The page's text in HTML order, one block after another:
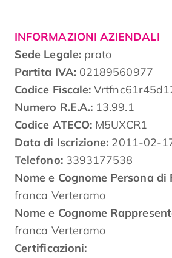
INFORMAZIONI AZIENDALI
Sede Legale:prato
Partita IVA:02189560977
Codice Fiscale:
Numero R.E.A.: 13.99.1
Codice ATECO:M5UXCR1
Data di Iscrizione: 2011-02-
Telefono:3393177538
Nome e Cognome Persona
franca Verteramo
Nome e Cognome
franca Verteramo
Certificazioni: